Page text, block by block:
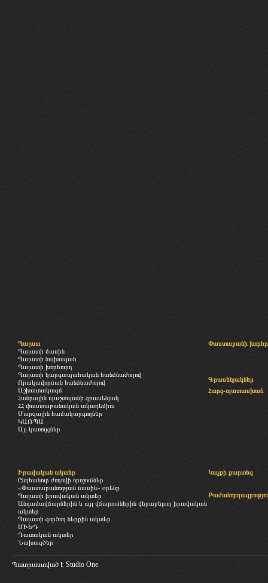
Պալատ
Պալատի մասին
Պալատի նախագահ
Պալատի խորհուրդ
Պալատի կարգապահական հանձնաժողով
Որակավորման հանձնաժողով
Աշխատակազմ
Հանրային պաշտպանի գրասենյակ
ՀՀ փաստաբանական ակադեմիա
Մարզային համակարգողներ
ԿԱՌՊԱ
Այլ կառույցներ
Փաստաբանի
Գրասենյակներ
Հարց-պատասխան
Իրավական ակտեր
Ընդհանուր ժողովի որոշումներ
«Փաստաբանության մասին» օրենք
Պալատի իրավական ակտեր
Անդամավճարներին և այլ վճարումներին վերաբերող իրավական
ակտեր
Պալատի գործող ներքին ակտեր
ՄԻԵԴ
Դատական ակտեր
Նախագծեր
Կայքի քարտեզ
Պատրաստված է Studio One.